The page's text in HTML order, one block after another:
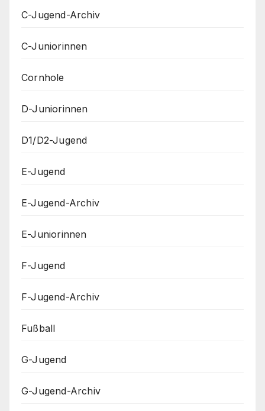
C-Jugend-Archiv
C-Juniorinnen
Cornhole
D-Juniorinnen
D1/D2-Jugend
E-Jugend
E-Jugend-Archiv
E-Juniorinnen
F-Jugend
F-Jugend-Archiv
Fußball
G-Jugend
G-Jugend-Archiv